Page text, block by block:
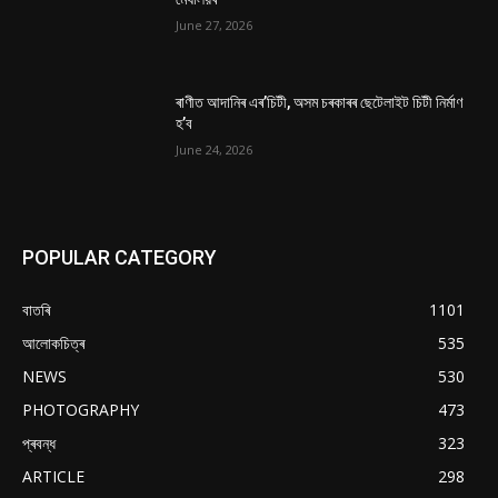
June 27, 2026
ৰাণীত আদানিৰ এৰ’চিটী, অসম চৰকাৰৰ ছেটেলাইট চিটী নিৰ্মাণ
হ’ব
June 24, 2026
POPULAR CATEGORY
বাতৰি
1101
আলোকচিত্ৰ
535
NEWS
530
PHOTOGRAPHY
473
প্ৰবন্ধ
323
ARTICLE
298